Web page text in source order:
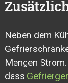
Neben dem
Mengen
dass